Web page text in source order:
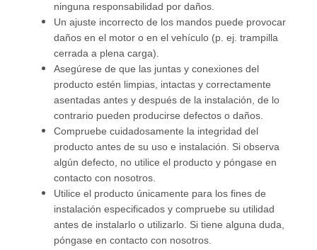
ninguna responsabilidad por daños.
Un ajuste incorrecto de los mandos puede provocar
daños en el motor o en el vehículo (p. ej. trampilla
cerrada a plena carga).
Asegúrese de que las juntas y conexiones del
producto estén limpias, intactas y correctamente
asentadas antes y después de la instalación, de lo
contrario pueden producirse defectos o daños.
Compruebe cuidadosamente la integridad del
producto antes de su uso e instalación. Si observa
algún defecto, no utilice el producto y póngase en
contacto con nosotros.
Utilice el producto únicamente para los fines de
instalación especificados y compruebe su utilidad
antes de instalarlo o utilizarlo. Si tiene alguna duda,
póngase en contacto con nosotros.